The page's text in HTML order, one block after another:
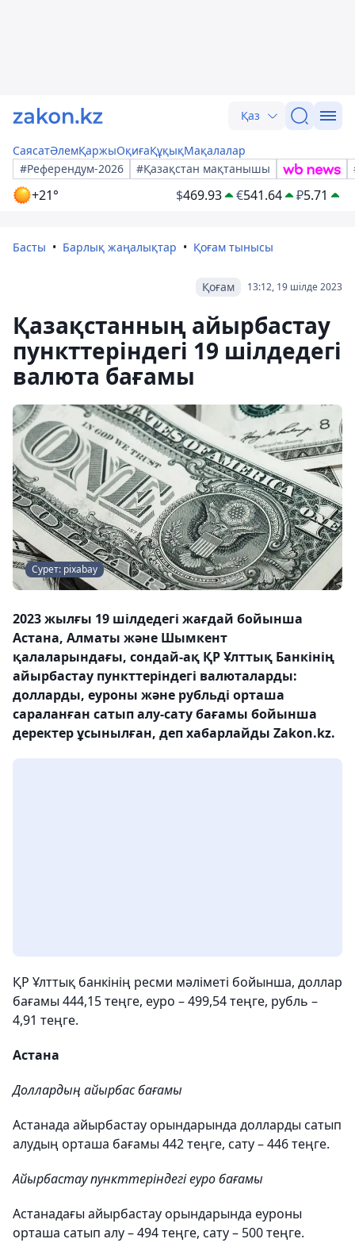
Қаз
СаясатӘлемҚаржыОқиғаҚұқықМақалалар
#Референдум-2026
#Қазақстан мақтанышы
+21° $469.93 €541.64 ₽5.71
Басты Барлық жаңалықтар Қоғам тынысы
13:12, 19 шілде 2023
Қоғам
Қазақстанның айырбастау
пункттеріндегі 19 шілдедегі
валюта бағамы
Сурет: pixabay
2023 жылғы 19 шілдедегі жағдай бойынша
Астана, Алматы және Шымкент
қалаларындағы, сондай-ақ ҚР Ұлттық Банкінің
айырбастау пункттеріндегі валюталарды:
долларды, еуроны және рубльді орташа
сараланған сатып алу-сату бағамы бойынша
деректер ұсынылған, деп хабарлайды Zakon.kz.
ҚР Ұлттық банкінің ресми мәліметі бойынша, доллар
бағамы 444,15 теңге, еуро – 499,54 теңге, рубль –
4,91 теңге.
Астана
Доллардың айырбас бағамы
Астанада айырбастау орындарында долларды сатып
алудың орташа бағамы 442 теңге, сату – 446 теңге.
Айырбастау пункттеріндегі еуро бағамы
Астанадағы айырбастау орындарында еуроны
орташа сатып алу – 494 теңге, сату – 500 теңге.